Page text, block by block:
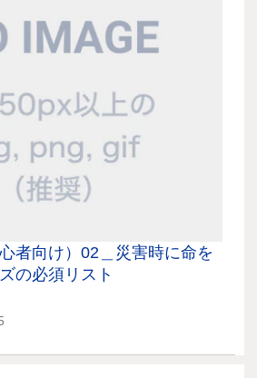
者向け）02＿災害時に命を
の必須リスト